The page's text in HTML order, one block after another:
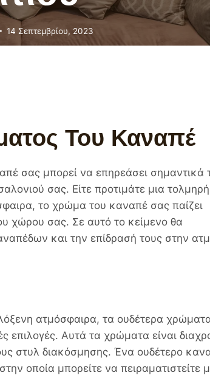
14 Σεπτεμβρίου, 2023
Του Καναπέ
σας μπορεί να επηρεάσει σημαντικά
σας. Είτε προτιμάτε μια
το χρώμα του καναπέ σας παίζει
χώρου σας. Σε αυτό το κείμενο θα
και την επίδρασή τους στην
ατμόσφαιρα, τα ουδέτερα
επιλογές. Αυτά τα χρώματα είναι
στυλ διακόσμησης. Ένα ουδέτερο
οποία μπορείτε να πειραματιστείτε